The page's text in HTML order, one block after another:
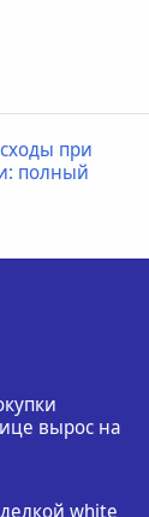
при
полный
вырос на
white